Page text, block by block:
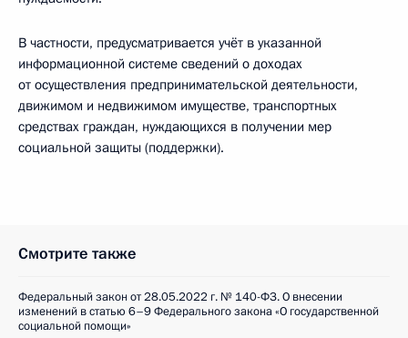
В частности, предусматривается учёт в указанной
информационной системе сведений о доходах
от осуществления предпринимательской деятельности,
движимом и недвижимом имуществе, транспортных
средствах граждан, нуждающихся в получении мер
социальной защиты (поддержки).
Смотрите также
Федеральный закон от 28.05.2022 г. № 140-ФЗ. О внесении
изменений в статью 6–9 Федерального закона «О государственной
социальной помощи»